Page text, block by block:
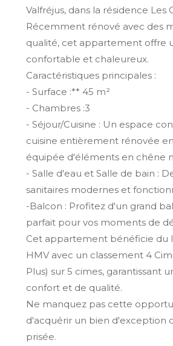
Valfréjus, dans la résidence Les
Récemment rénové avec des
qualité, cet appartement offre
confortable et chaleureux.
Caractéristiques principales :
- Surface :** 45 m²
- Chambres :3
- Séjour/Cuisine : Un espace
cuisine entièrement rénovée
équipée d'éléments en chêne
- Salle d'eau et Salle de bain :
sanitaires modernes et
-Balcon : Profitez d'un grand
parfait pour vos moments de
Cet appartement bénéficie du
HMV avec un classement 4
Plus) sur 5 cimes, garantissant
confort et de qualité.
Ne manquez pas cette
d'acquérir un bien d'exception
prisée.